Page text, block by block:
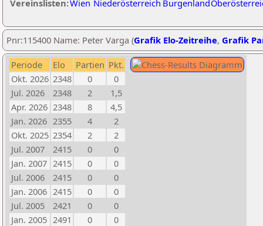
Vereinslisten:Wien Niederösterreich Burgenland
Pnr:115400 Name: Peter Varga (Grafik Elo-Zeitreihe, Grafik
Periode Elo Partien Pkt.
Okt. 2026 2348 0
0
Jul. 2026
2348 2
1,5
Apr. 2026 2348 8
4,5
Jan. 2026 2355 4
2
Okt. 2025 2354 2
2
Jul. 2007
2415 0
0
Jan. 2007 2415 0
0
Jul. 2006
2415 0
0
Jan. 2006 2415 0
0
Jul. 2005
2421 0
0
Jan. 2005 2491 0
0